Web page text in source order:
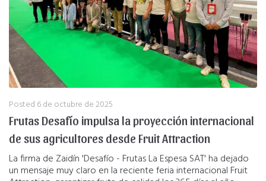
Posted 6 de octubre de 2025
Frutas Desafío impulsa la proyección internacional
de sus agricultores desde Fruit Attraction
La firma de Zaidín 'Desafío - Frutas La Espesa SAT' ha dejado
un mensaje muy claro en la reciente feria internacional Fruit